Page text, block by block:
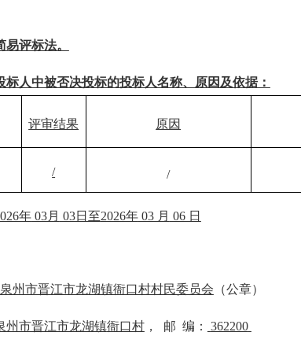
易评标法。
标人中被否决投标的投标人名称、原因及依据：
评审结果 原因
/ /
年 03月 03日至2026年 03 月 06 日
州市晋江市龙湖镇衙口村村民委员会 （公章）
州市晋江市龙湖镇衙口村， 邮 编： 362200